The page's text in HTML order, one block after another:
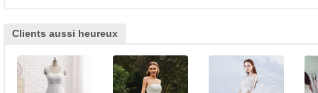
Clients aussi heureux